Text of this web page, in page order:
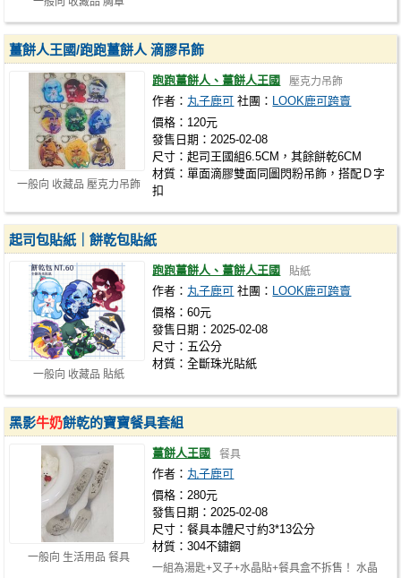
一般向 收藏品 壓克力吊飾
薑餅人王國/跑跑薑餅人 滴膠吊飾
跑跑薑餅人、薑餅人王國 壓克力吊飾
作者： 丸子鹿可 社團： LOOK鹿可跨賣
價格：120元
發售日期：2025-02-08
尺寸：起司王國組6.5CM，其餘餅乾6CM
材質：單面滴膠雙面同圖閃粉吊飾，搭配Ｄ字
扣
一般向 收藏品 貼紙
起司包貼紙｜餅乾包貼紙
跑跑薑餅人、薑餅人王國 貼紙
作者： 丸子鹿可 社團： LOOK鹿可跨賣
價格：60元
發售日期：2025-02-08
尺寸：五公分
材質：全斷珠光貼紙
一般向 生活用品 餐具
黑影牛奶餅乾的寶寶餐具套組
薑餅人王國 餐具
作者： 丸子鹿可
價格：280元
發售日期：2025-02-08
尺寸：餐具本體尺寸約3*13公分
材質：304不鏽鋼
一組為湯匙+叉子+水晶貼+餐具盒不拆售！ 水晶